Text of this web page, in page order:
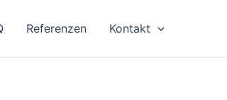
Referenzen Kontakt